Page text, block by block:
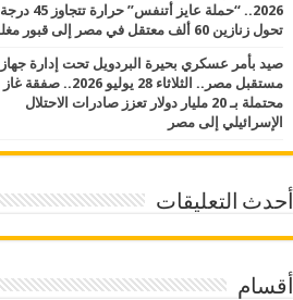
2026.. “حملة عايز أتنفس” حرارة تتجاوز 45 درجة
تحول زنازين 60 ألف معتقل في مصر إلى قبور مغلقة
صيد بأمر عسكري بحيرة البردويل تحت إدارة جهاز
مستقبل مصر.. الثلاثاء 28 يوليو 2026.. صفقة غاز
محتملة بـ 20 مليار دولار تعزز صادرات الاحتلال
الإسرائيلي إلى مصر
أحدث التعليقات
أقسام